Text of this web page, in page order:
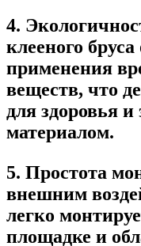
4.
клееного
применения
веществ, что
для здоровья
материалом.
5. Простота
внешним
легко
площадке и